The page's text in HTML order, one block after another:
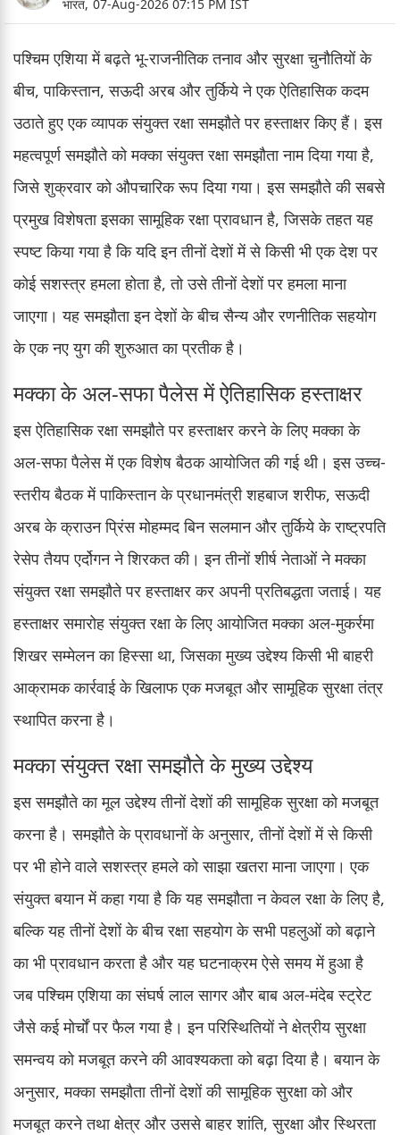
भारत, 07-Aug-2026 07:15 PM IST
पश्चिम एशिया में बढ़ते भू-राजनीतिक तनाव और सुरक्षा चुनौतियों के
बीच, पाकिस्तान, सऊदी अरब और तुर्किये ने एक ऐतिहासिक कदम
उठाते हुए एक व्यापक संयुक्त रक्षा समझौते पर हस्ताक्षर किए हैं। इस
महत्वपूर्ण समझौते को मक्का संयुक्त रक्षा समझौता नाम दिया गया है,
जिसे शुक्रवार को औपचारिक रूप दिया गया। इस समझौते की सबसे
प्रमुख विशेषता इसका सामूहिक रक्षा प्रावधान है, जिसके तहत यह
स्पष्ट किया गया है कि यदि इन तीनों देशों में से किसी भी एक देश पर
कोई सशस्त्र हमला होता है, तो उसे तीनों देशों पर हमला माना
जाएगा। यह समझौता इन देशों के बीच सैन्य और रणनीतिक सहयोग
के एक नए युग की शुरुआत का प्रतीक है।
मक्का के अल-सफा पैलेस में ऐतिहासिक हस्ताक्षर
इस ऐतिहासिक रक्षा समझौते पर हस्ताक्षर करने के लिए मक्का के
अल-सफा पैलेस में एक विशेष बैठक आयोजित की गई थी। इस उच्च-
स्तरीय बैठक में पाकिस्तान के प्रधानमंत्री शहबाज शरीफ, सऊदी
अरब के क्राउन प्रिंस मोहम्मद बिन सलमान और तुर्किये के राष्ट्रपति
रेसेप तैयप एर्दोगन ने शिरकत की। इन तीनों शीर्ष नेताओं ने मक्का
संयुक्त रक्षा समझौते पर हस्ताक्षर कर अपनी प्रतिबद्धता जताई। यह
हस्ताक्षर समारोह संयुक्त रक्षा के लिए आयोजित मक्का अल-मुकर्रमा
शिखर सम्मेलन का हिस्सा था, जिसका मुख्य उद्देश्य किसी भी बाहरी
आक्रामक कार्रवाई के खिलाफ एक मजबूत और सामूहिक सुरक्षा तंत्र
स्थापित करना है।
मक्का संयुक्त रक्षा समझौते के मुख्य उद्देश्य
इस समझौते का मूल उद्देश्य तीनों देशों की सामूहिक सुरक्षा को मजबूत
करना है। समझौते के प्रावधानों के अनुसार, तीनों देशों में से किसी
पर भी होने वाले सशस्त्र हमले को साझा खतरा माना जाएगा। एक
संयुक्त बयान में कहा गया है कि यह समझौता न केवल रक्षा के लिए है,
बल्कि यह तीनों देशों के बीच रक्षा सहयोग के सभी पहलुओं को बढ़ाने
का भी प्रावधान करता है और यह घटनाक्रम ऐसे समय में हुआ है
जब पश्चिम एशिया का संघर्ष लाल सागर और बाब अल-मंदेब स्ट्रेट
जैसे कई मोर्चों पर फैल गया है। इन परिस्थितियों ने क्षेत्रीय सुरक्षा
समन्वय को मजबूत करने की आवश्यकता को बढ़ा दिया है। बयान के
अनुसार, मक्का समझौता तीनों देशों की सामूहिक सुरक्षा को और
मजबूत करने तथा क्षेत्र और उससे बाहर शांति, सुरक्षा और स्थिरता